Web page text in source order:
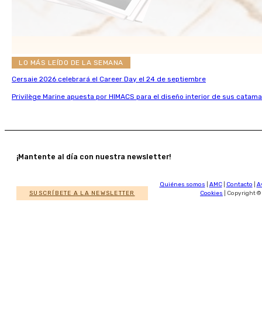
LO MÁS LEÍDO DE LA SEMANA
Cersaie 2026 celebrará el Career Day el 24 de septiembre
Privilège Marine apuesta por HIMACS para el diseño interior de sus
¡Mantente al día con nuestra newsletter!
SUSCRÍBETE A LA NEWSLETTER
Quiénes somos AMC| Contacto
Cookies | Copyright